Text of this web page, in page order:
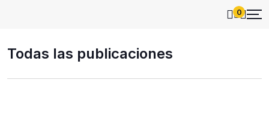
0
Todas las publicaciones